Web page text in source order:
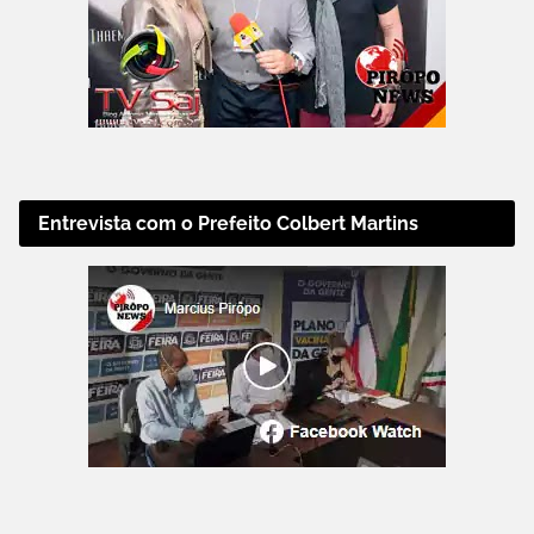
Entrevista com o Prefeito Colbert Martins